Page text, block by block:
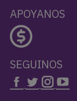
APOYANOS
SEGUINOS